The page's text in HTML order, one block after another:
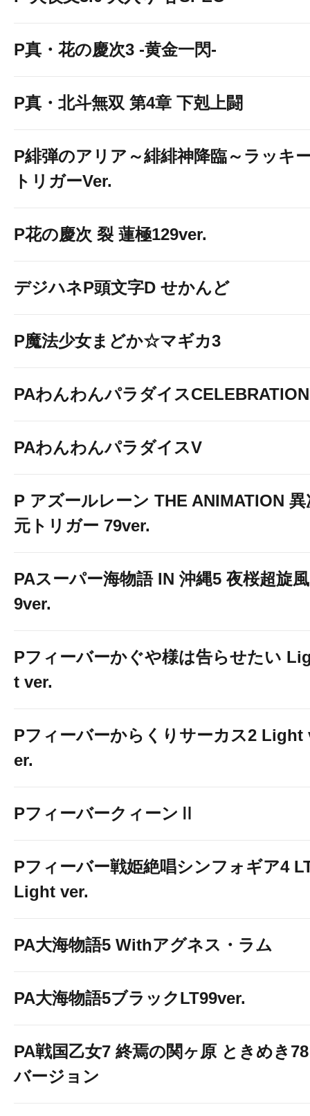
P真・花の慶次3 -黄金一閃-
P真・北斗無双 第4章 下剋上闘
P緋弾のアリア～緋緋神降臨～ラッキ
トリガーVer.
P花の慶次 裂 蓮極129ver.
デジハネP頭文字D せかんど
P魔法少女まどか☆マギカ3
PAわんわんパラダイスCELEBRATION
PAわんわんパラダイスV
P アズールレーン THE ANIMATION 異
元トリガー 79ver.
PAスーパー海物語 IN 沖縄5 夜桜超旋
9ver.
Pフィーバーかぐや様は告らせたい
t ver.
Pフィーバーからくりサーカス2 Light
er.
PフィーバークィーンⅡ
Pフィーバー戦姫絶唱シンフォギア4
Light ver.
PA大海物語5 Withアグネス・ラム
PA大海物語5ブラックLT99ver.
PA戦国乙女7 終焉の関ヶ原 ときめき78
バージョン